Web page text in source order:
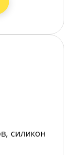
силикон